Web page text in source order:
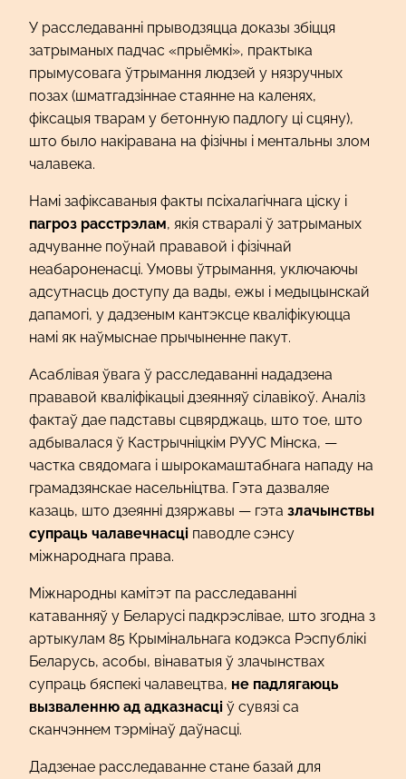
У расследаванні прыводзяцца доказы збіцця
затрыманых падчас «прыёмкі», практыка
прымусовага ўтрымання людзей у нязручных
позах (шматгадзіннае стаянне на каленях,
фіксацыя тварам у бетонную падлогу ці сцяну),
што было накіравана на фізічны і ментальны злом
чалавека.
Намі зафіксаваныя факты псіхалагічнага ціску і
пагроз расстрэлам, якія стваралі ў затрыманых
адчуванне поўнай прававой і фізічнай
неабароненасці. Умовы ўтрымання, уключаючы
адсутнасць доступу да вады, ежы і медыцынскай
дапамогі, у дадзеным кантэксце кваліфікуюцца
намі як наўмыснае прычыненне пакут.
Асаблівая ўвага ў расследаванні нададзена
прававой кваліфікацыі дзеянняў сілавікоў. Аналіз
фактаў дае падставы сцвярджаць, што тое, што
адбывалася ў Кастрычніцкім РУУС Мінска, —
частка свядомага і шырокамаштабнага нападу на
грамадзянскае насельніцтва. Гэта дазваляе
казаць, што дзеянні дзяржавы — гэта злачынствы
супраць чалавечнасці паводле сэнсу
міжнароднага права.
Міжнародны камітэт па расследаванні
катаванняў у Беларусі падкрэслівае, што згодна з
артыкулам 85 Крымінальнага кодэкса Рэспублікі
Беларусь, асобы, вінаватыя ў злачынствах
супраць бяспекі чалавецтва, не падлягаюць
вызваленню ад адказнасці ў сувязі са
сканчэннем тэрмінаў даўнасці.
Дадзенае расследаванне стане базай для